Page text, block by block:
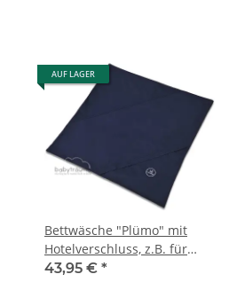
AUF LAGER
Bettwäsche "Plümo" mit
Hotelverschluss, z.B. für
Kinderwagen-Plümo, 100%
43,95 € *